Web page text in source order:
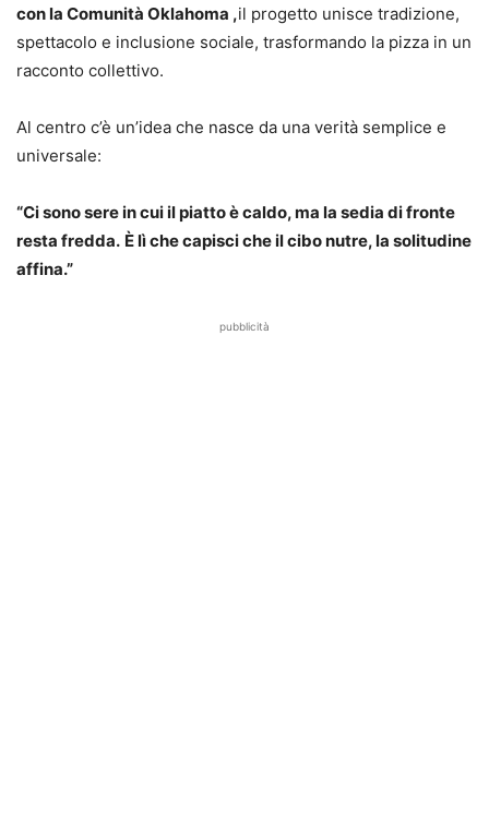
con la Comunità Oklahoma ,il progetto unisce tradizione,
spettacolo e inclusione sociale, trasformando la pizza in un
racconto collettivo.
Al centro c’è un’idea che nasce da una verità semplice e
universale:
“Ci sono sere in cui il piatto è caldo, ma la sedia di fronte
resta fredda. È lì che capisci che il cibo nutre, la solitudine
affina.”
pubblicità